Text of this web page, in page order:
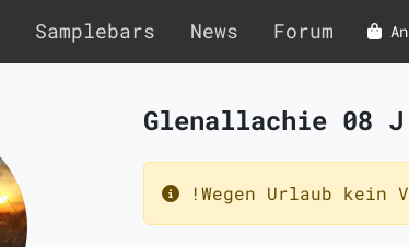
Samplebars News Forum
Glenallachie 08
!Wegen Urlaub